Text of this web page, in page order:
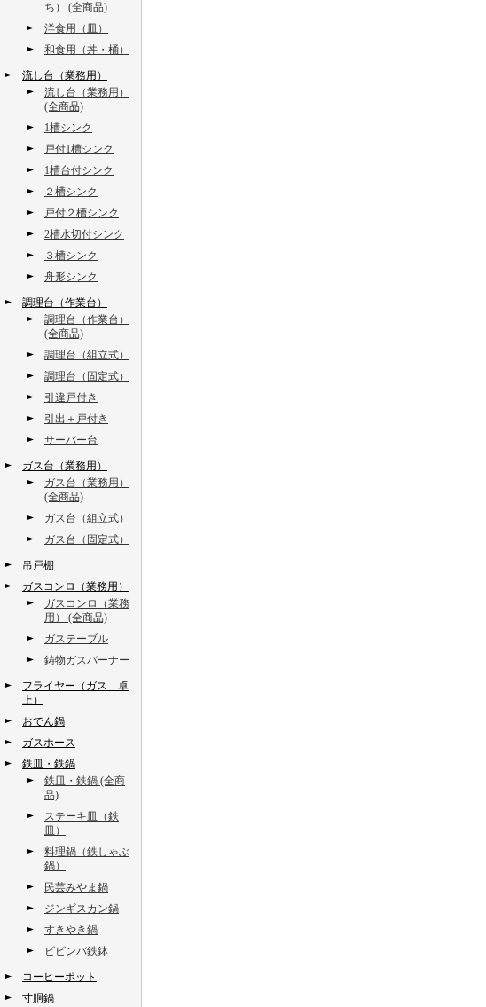
ち） (全商品)
洋食用（皿）
和食用（丼・桶）
流し台（業務用）
流し台（業務用）
(全商品)
1槽シンク
戸付1槽シンク
1槽台付シンク
２槽シンク
戸付２槽シンク
2槽水切付シンク
３槽シンク
舟形シンク
調理台（作業台）
調理台（作業台）
(全商品)
調理台（組立式）
調理台（固定式）
引違戸付き
引出＋戸付き
サーバー台
ガス台（業務用）
ガス台（業務用）
(全商品)
ガス台（組立式）
ガス台（固定式）
吊戸棚
ガスコンロ（業務用）
ガスコンロ（業務
用） (全商品)
ガステーブル
鋳物ガスバーナー
フライヤー（ガス 卓
上）
おでん鍋
ガスホース
鉄皿・鉄鍋
鉄皿・鉄鍋 (全商
品)
ステーキ皿（鉄
皿）
料理鍋（鉄しゃぶ
鍋）
民芸みやま鍋
ジンギスカン鍋
すきやき鍋
ビビンバ鉄鉢
コーヒーポット
寸胴鍋